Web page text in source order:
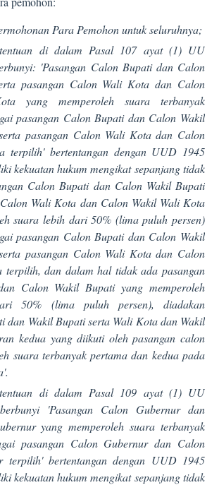
Para Pemohon untuk seluruhnya;
di dalam Pasal 107 ayat (1) UU
'Pasangan Calon Bupati dan Calon
pasangan Calon Wali Kota dan Calon
yang memperoleh suara terbanyak
pasangan Calon Bupati dan Calon Wakil
pasangan Calon Wali Kota dan Calon
terpilih' bertentangan dengan UUD 1945
kekuatan hukum mengikat sepanjang tidak
Calon Bupati dan Calon Wakil Bupati
Wali Kota dan Calon Wakil Wali Kota
suara lebih dari 50% (lima puluh persen)
pasangan Calon Bupati dan Calon Wakil
pasangan Calon Wali Kota dan Calon
terpilih, dan dalam hal tidak ada pasangan
Calon Wakil Bupati yang memperoleh
50% (lima puluh persen), diadakan
dan Wakil Bupati serta Wali Kota dan Wakil
kedua yang diikuti oleh pasangan calon
suara terbanyak pertama dan kedua pada
di dalam Pasal 109 ayat (1) UU
'Pasangan Calon Gubernur dan
yang memperoleh suara terbanyak
pasangan Calon Gubernur dan Calon
terpilih' bertentangan dengan UUD 1945
kekuatan hukum mengikat sepanjang tidak